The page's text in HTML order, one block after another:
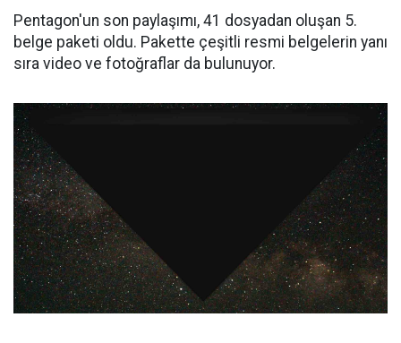
Pentagon'un son paylaşımı, 41 dosyadan oluşan 5.
belge paketi oldu. Pakette çeşitli resmi belgelerin yanı
sıra video ve fotoğraflar da bulunuyor.